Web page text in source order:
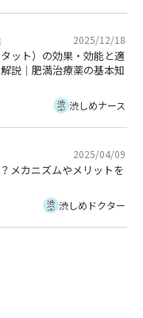
2025/12/18
ット）の効果・効能と適
説｜肥満治療薬の基本知
渋しめナース
2025/04/09
メカニズムやメリットを
渋しめドクター